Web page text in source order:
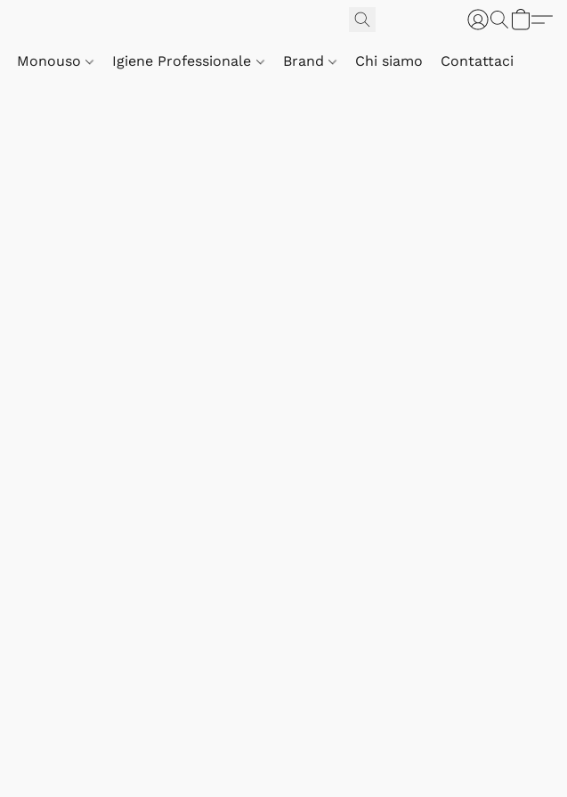
Monouso Igiene Professionale Brand Chi siamo Contattaci